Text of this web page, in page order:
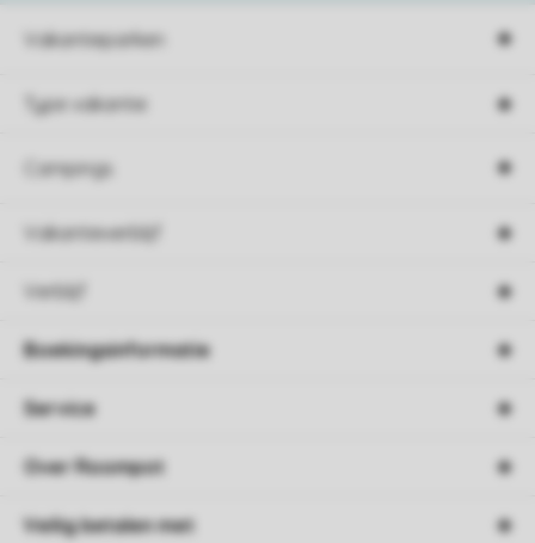
Vakantieparken
Type vakantie
Campings
Vakantieverblijf
Verblijf
Boekingsinformatie
Service
Over Roompot
Veilig betalen met